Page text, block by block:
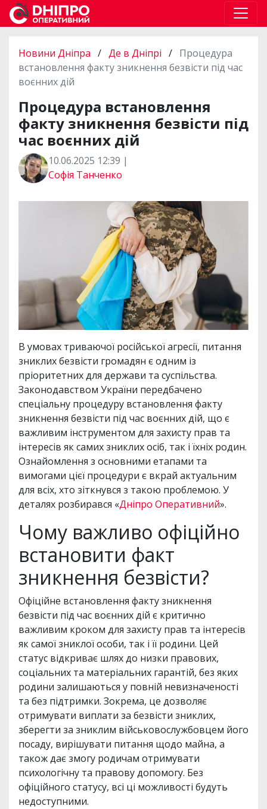
Новини Дніпра / Де в Дніпрі / Процедура
встановлення факту зникнення безвісти під час
воєнних дій
Процедура встановлення
факту зникнення безвісти під
час воєнних дій
10.06.2025 12:39 |
Софія Танченко
В умовах триваючої російської агресії, питання
зниклих безвісти громадян є одним із
пріоритетних для держави та суспільства.
Законодавством України передбачено
спеціальну процедуру встановлення факту
зникнення безвісти під час воєнних дій, що є
важливим інструментом для захисту прав та
інтересів як самих зниклих осіб, так і їхніх родин.
Ознайомлення з основними етапами та
вимогами цієї процедури є вкрай актуальним
для всіх, хто зіткнувся з такою проблемою. У
деталях розбирався «Дніпро Оперативний».
Чому важливо офіційно
встановити факт
зникнення безвісти?
Офіційне встановлення факту зникнення
безвісти під час воєнних дій є критично
важливим кроком для захисту прав та інтересів
як самої зниклої особи, так і її родини. Цей
статус відкриває шлях до низки правових,
соціальних та матеріальних гарантій, без яких
родини залишаються у повній невизначеності
та без підтримки. Зокрема, це дозволяє
отримувати виплати за безвісти зниклих,
зберегти за зниклим військовослужбовцем його
посаду, вирішувати питання щодо майна, а
також дає змогу родичам отримувати
психологічну та правову допомогу. Без
офіційного статусу, всі ці можливості будуть
недоступними.